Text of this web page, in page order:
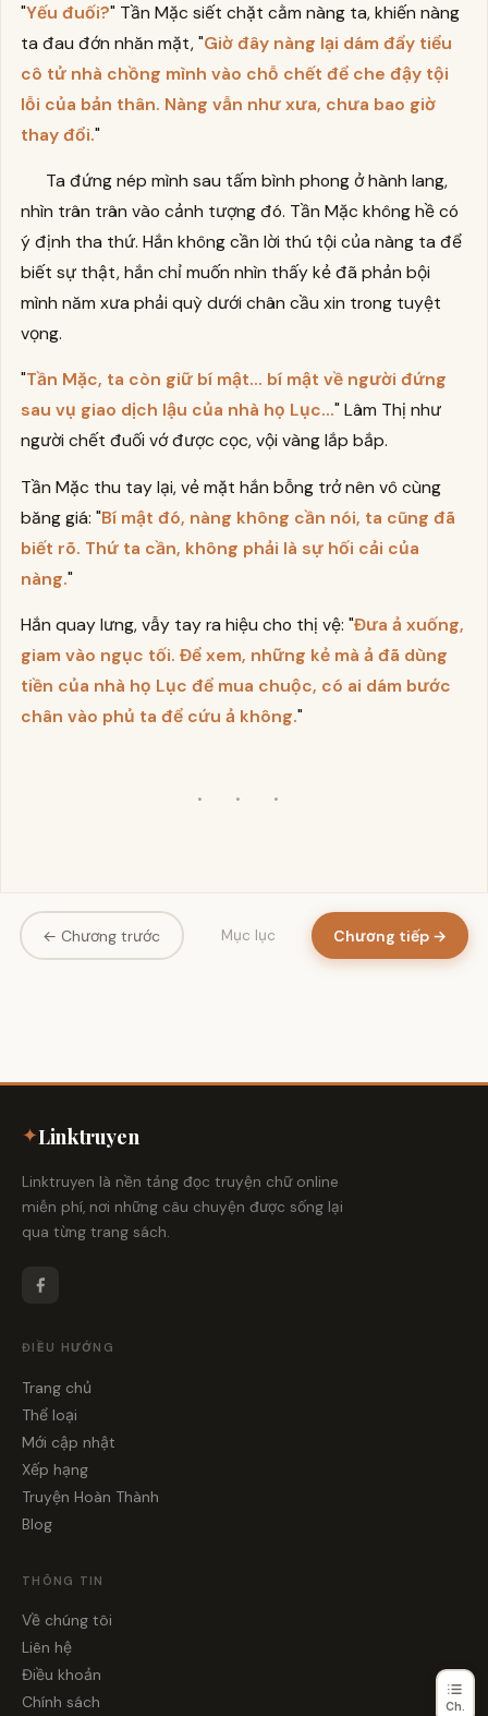
Ch.
"Yếu đuối?" Tần Mặc siết chặt cằm nàng ta, khiến nàng
ta đau đớn nhăn mặt, "Giờ đây nàng lại dám đẩy tiểu
cô tử nhà chồng mình vào chỗ chết để che đậy tội
lỗi của bản thân. Nàng vẫn như xưa, chưa bao giờ
thay đổi."
Ta đứng nép mình sau tấm bình phong ở hành lang,
nhìn trân trân vào cảnh tượng đó. Tần Mặc không hề có
ý định tha thứ. Hắn không cần lời thú tội của nàng ta để
biết sự thật, hắn chỉ muốn nhìn thấy kẻ đã phản bội
mình năm xưa phải quỳ dưới chân cầu xin trong tuyệt
vọng.
"Tần Mặc, ta còn giữ bí mật... bí mật về người đứng
sau vụ giao dịch lậu của nhà họ Lục..." Lâm Thị như
người chết đuối vớ được cọc, vội vàng lắp bắp.
Tần Mặc thu tay lại, vẻ mặt hắn bỗng trở nên vô cùng
băng giá: "Bí mật đó, nàng không cần nói, ta cũng đã
biết rõ. Thứ ta cần, không phải là sự hối cải của
nàng."
Hắn quay lưng, vẫy tay ra hiệu cho thị vệ: "Đưa ả xuống,
giam vào ngục tối. Để xem, những kẻ mà ả đã dùng
tiền của nhà họ Lục để mua chuộc, có ai dám bước
chân vào phủ ta để cứu ả không."
· · ·
← Chương trước Mục lục Chương tiếp →
✦Linktruyen
Linktruyen là nền tảng đọc truyện chữ online
miễn phí, nơi những câu chuyện được sống lại
qua từng trang sách.
ĐIỀU HƯỚNG
Trang chủ
Thể loại
Mới cập nhật
Xếp hạng
Truyện Hoàn Thành
Blog
THÔNG TIN
Về chúng tôi
Liên hệ
Điều khoản
Chính sách